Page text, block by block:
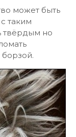
может быть
таким
твёрдым но